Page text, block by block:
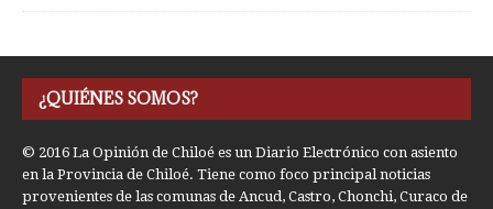
¿QUIÉNES SOMOS?
© 2016 La Opinión de Chiloé es un Diario Electrónico con asiento
en la Provincia de Chiloé. Tiene como foco principal noticias
provenientes de las comunas de Ancud, Castro, Chonchi, Curaco de